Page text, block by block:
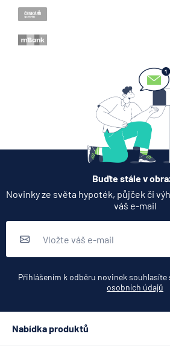
Když
triky
p.a.
5.8.2026
Jak
Zobrazit všechny
Buďte stále v
Novinky ze světa hypoték, půjček či
váš e-mail
Přihlášením k odběru novinek souhlasíte
osobních údajů
Nabídka produktů